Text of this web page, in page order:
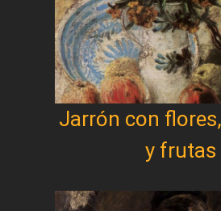
Jarrón con
y frutas